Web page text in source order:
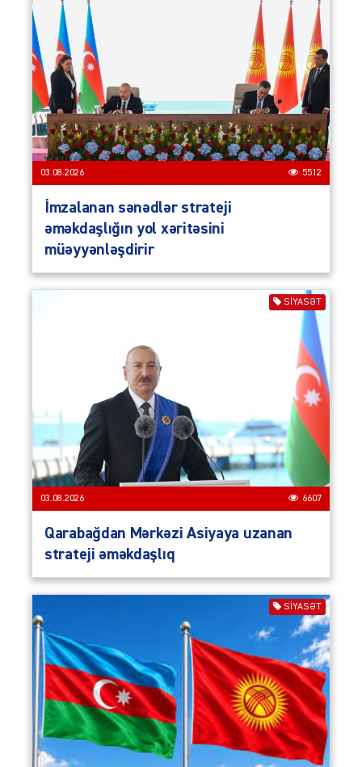
03.08.2026 5512
İmzalanan sənədlər strateji
əməkdaşlığın yol xəritəsini
müəyyənləşdirir
SIYASƏT
03.08.2026 6607
Qarabağdan Mərkəzi Asiyaya uzanan
strateji əməkdaşlıq
SIYASƏT